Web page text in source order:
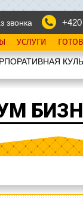
звонка
УСЛУГИ